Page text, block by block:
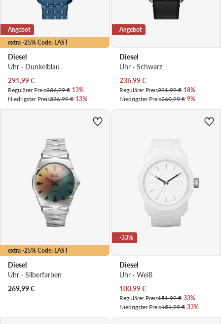
extra -25% Code: LAST
Angebot
Diesel
Uhr · Dunkelblau
Aktueller Preis
291,99€
Regulärer Preis336,99 €-13%
Niedrigster Preis336,99 €-13%
Angebot
Diesel
Uhr · Schwarz
Aktueller Preis
236,99€
Regulärer Preis291,99 €-18%
Niedrigster Preis260,99 €-9%
extra -25% Code: LAST
Diesel
Uhr · Silberfarben
269,99€
-33%
Diesel
Uhr · Weiß
Aktueller Preis
100,99€
Regulärer Preis151,99 €-33%
Niedrigster Preis151,99 €-33%